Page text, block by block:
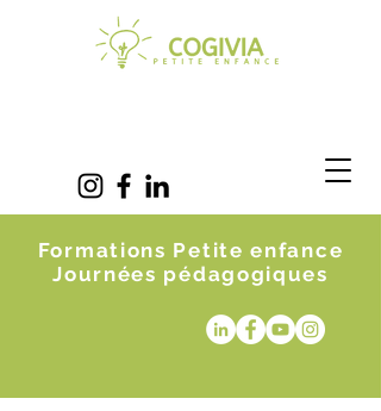
Formations Petite enfance
Journées pédagogiques